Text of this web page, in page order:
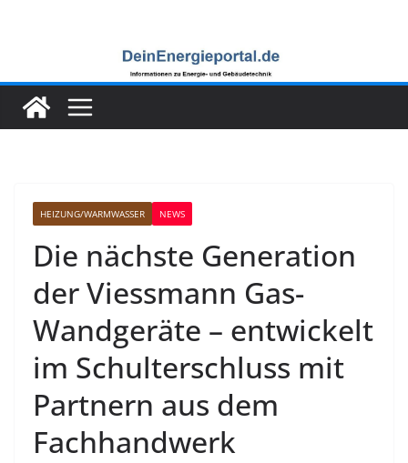
HEIZUNG/WARMWASSER NEWS
Die nächste Generation
der Viessmann Gas-
Wandgeräte – entwickelt
im Schulterschluss mit
Partnern aus dem
Fachhandwerk